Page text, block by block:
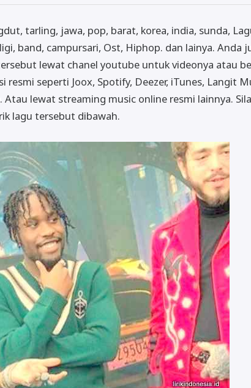
tarling, jawa, pop, barat, korea, india, sunda,
band, campursari, Ost, Hiphop. dan lainya. Anda
lewat chanel youtube untuk videonya atau
resmi seperti Joox, Spotify, Deezer, iTunes, Langit
Atau lewat streaming music online resmi lainnya.
lagu tersebut dibawah.